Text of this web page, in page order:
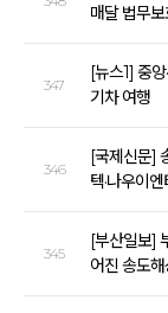
매달 법무
347
[뉴스1] 중
기차 여행
346
[국제신문]
텍·나우이엔
345
[부산일보]
어진 송도